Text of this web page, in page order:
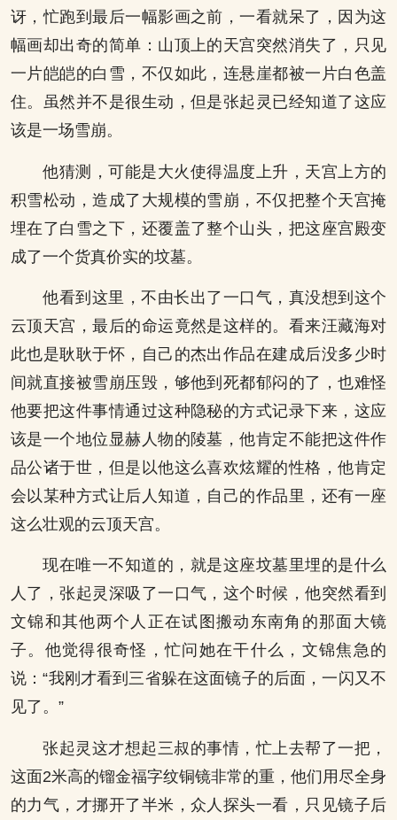
讶，忙跑到最后一幅影画之前，一看就呆了，因为这
幅画却出奇的简单：山顶上的天宫突然消失了，只见
一片皑皑的白雪，不仅如此，连悬崖都被一片白色盖
住。虽然并不是很生动，但是张起灵已经知道了这应
该是一场雪崩。
他猜测，可能是大火使得温度上升，天宫上方的
积雪松动，造成了大规模的雪崩，不仅把整个天宫掩
埋在了白雪之下，还覆盖了整个山头，把这座宫殿变
成了一个货真价实的坟墓。
他看到这里，不由长出了一口气，真没想到这个
云顶天宫，最后的命运竟然是这样的。看来汪藏海对
此也是耿耿于怀，自己的杰出作品在建成后没多少时
间就直接被雪崩压毁，够他到死都郁闷的了，也难怪
他要把这件事情通过这种隐秘的方式记录下来，这应
该是一个地位显赫人物的陵墓，他肯定不能把这件作
品公诸于世，但是以他这么喜欢炫耀的性格，他肯定
会以某种方式让后人知道，自己的作品里，还有一座
这么壮观的云顶天宫。
现在唯一不知道的，就是这座坟墓里埋的是什么
人了，张起灵深吸了一口气，这个时候，他突然看到
文锦和其他两个人正在试图搬动东南角的那面大镜
子。他觉得很奇怪，忙问她在干什么，文锦焦急的
说：“我刚才看到三省躲在这面镜子的后面，一闪又不
见了。”
张起灵这才想起三叔的事情，忙上去帮了一把，
这面2米高的镏金福字纹铜镜非常的重，他们用尽全身
的力气，才挪开了半米，众人探头一看，只见镜子后